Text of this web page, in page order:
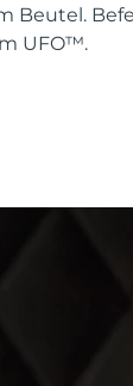
Beutel.
UFO™.